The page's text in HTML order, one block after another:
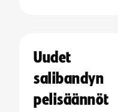
Uudet
salibandyn
pelisäännöt